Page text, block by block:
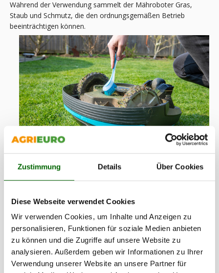
Zustimmung Details Über Cookies
Diese Webseite verwendet Cookies
Wir verwenden Cookies, um Inhalte und Anzeigen zu
personalisieren, Funktionen für soziale Medien anbieten
zu können und die Zugriffe auf unsere Website zu
analysieren. Außerdem geben wir Informationen zu Ihrer
Verwendung unserer Website an unsere Partner für
Während der Verwendung sammelt der Mähroboter Gras,
Staub und Schmutz, die den ordnungsgemäßen Betrieb
beeinträchtigen können.
Reinigen des Mähroboter mit der Reinigungsbürste
Deshalb sollte nach jedem Gebrauch eine Reinigung erfolgen,
Reinigung:
Schalten Sie den Mähroboter aus und entfernen Sie,
wenn möglich, den Akku.
Reinigen Sie die Außenflächen mit einer weichen Bürste